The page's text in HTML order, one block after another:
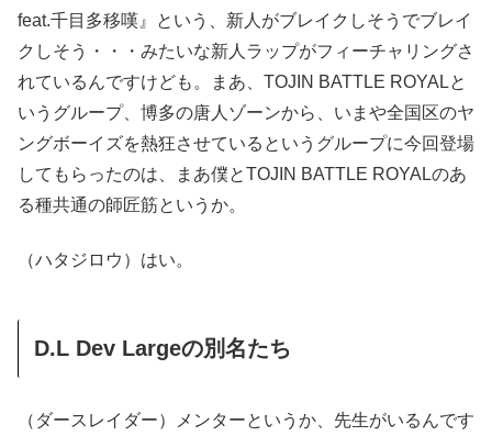
feat.千目多移嘆』という、新人がブレイクしそうでブレイ
クしそう・・・みたいな新人ラップがフィーチャリングさ
れているんですけども。まあ、TOJIN BATTLE ROYALと
いうグループ、博多の唐人ゾーンから、いまや全国区のヤ
ングボーイズを熱狂させているというグループに今回登場
してもらったのは、まあ僕とTOJIN BATTLE ROYALのあ
る種共通の師匠筋というか。
（ハタジロウ）はい。
D.L Dev Largeの別名たち
（ダースレイダー）メンターというか、先生がいるんです